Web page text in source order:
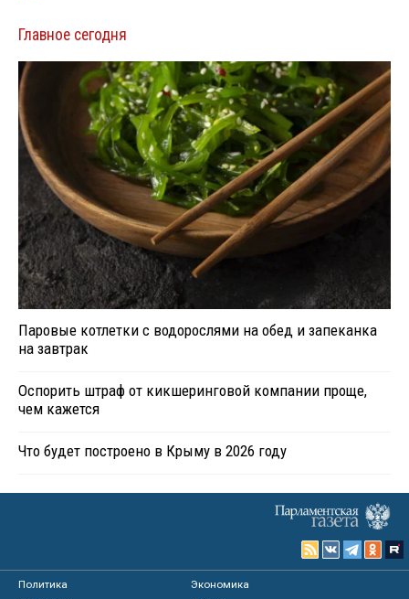
Главное сегодня
Паровые котлетки с водорослями на обед и запеканка
на завтрак
Оспорить штраф от кикшеринговой компании проще,
чем кажется
Что будет построено в Крыму в 2026 году
Политика
Экономика